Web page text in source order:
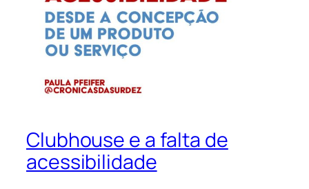
Clubhouse e a falta de
acessibilidade